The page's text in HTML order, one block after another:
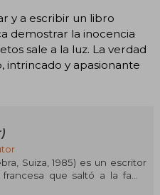
y a escribir un libro
demostrar la inocencia
sale a la luz. La verdad
intrincado y apasionante
Suiza, 1985) es un escritor
que saltó a la fama
verdad sobre el caso Harry